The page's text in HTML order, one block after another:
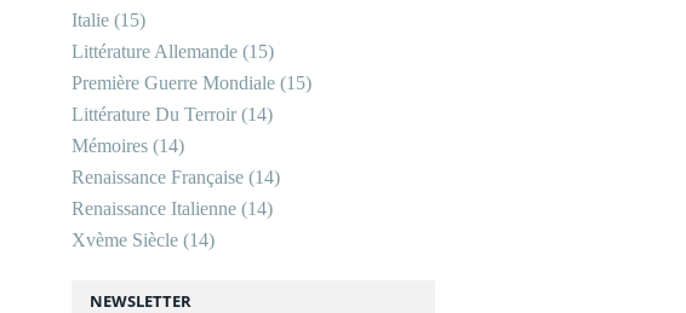
NEWSLETTER
Italie (15)
Littérature Allemande (15)
Première Guerre Mondiale (15)
Littérature Du Terroir(14)
Mémoires (14)
Renaissance Française (14)
Renaissance Italienne (14)
Xvème Siècle (14)